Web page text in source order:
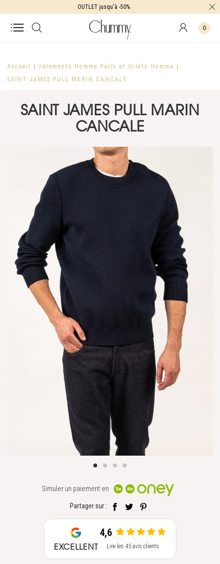
OUTLET jusqu'à -50%
0
Accueil Vêtements Homme Pulls et Gilets Homme
SAINT JAMES PULL MARIN CANCALE
SAINT JAMES PULL MARIN
CANCALE
Simuler un paiement en
Partager sur :
EXCELLENT
4,6
Lire les 45 avis clients